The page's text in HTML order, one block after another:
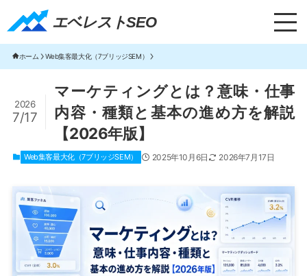
エベレストSEO
エベレストSEO｜TOP
ホーム Web集客最大化（7ブリッジSEM）
マーケティングとは？意味・仕事
内容・種類と基本の進め方を解説
【2026年版】
2026
7/17
Web集客最大化（7ブリッジSEM） 2025年10月6日 2026年7月17日